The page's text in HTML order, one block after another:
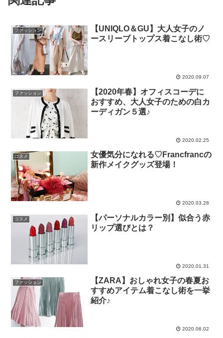
ファッション
【UNIQLO＆GU】大人女子のノ
ースリーブトップス着こなし術♡
2020.09.07
ファッション
【2020年春】オフィスコーデに
おすすめ、大人女子のための白カ
ーディガン５選♪
2020.02.25
コスメ
女優気分になれる♡Francfrancの
新作メイクグッズ登場！
2020.03.28
コスメ
【パーソナルカラー別】似合う赤
リップ選びとは？
2020.01.31
ファッション
【ZARA】おしゃれ女子の春夏お
すすめアイテム着こなし術を一挙
紹介♪
2020.06.02